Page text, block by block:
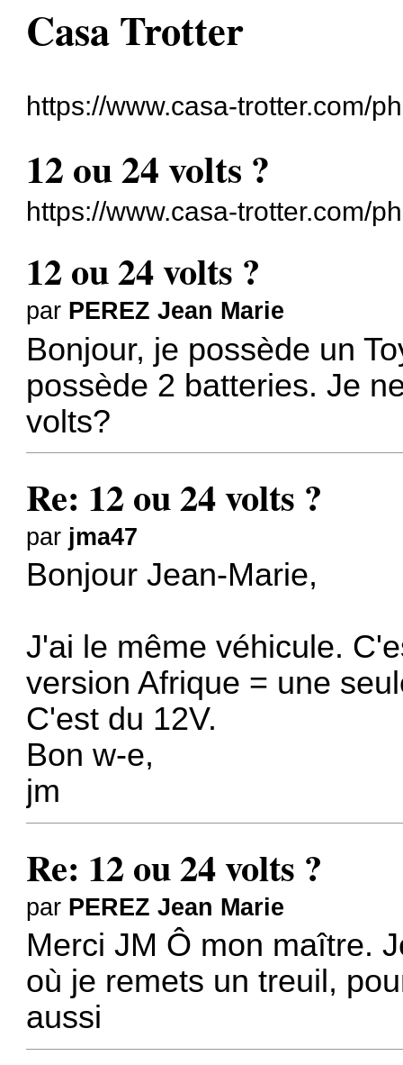
Casa Trotter
https://www.casa-trotter.com/
12 ou 24 volts ?
https://www.casa-trotter.com/
12 ou 24 volts ?
par PEREZ Jean Marie
Bonjour, je possède un
possède 2 batteries. Je
volts?
Re: 12 ou 24 volts ?
par jma47
Bonjour Jean-Marie,
J'ai le même véhicule.
version Afrique = une
C'est du 12V.
Bon w-e,
jm
Re: 12 ou 24 volts ?
par PEREZ Jean Marie
Merci JM Ô mon maître.
où je remets un treuil,
aussi